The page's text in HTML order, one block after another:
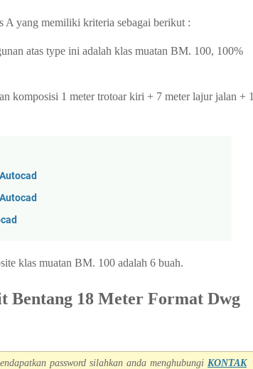
A yang memiliki kriteria sebagai berikut :
atas type ini adalah klas muatan BM. 100, 100%
komposisi 1 meter trotoar kiri + 7 meter lajur jalan + 1
klas muatan BM. 100 adalah 6 buah.
Bentang 18 Meter Format Dwg
password silahkan anda menghubungi KONTAK